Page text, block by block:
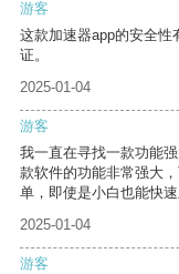
游客
这款加速器app的安全性
证。
2025-01-04
游客
我一直在寻找一款功能
款软件的功能非常强大
单，即使是小白也能快速
2025-01-04
游客